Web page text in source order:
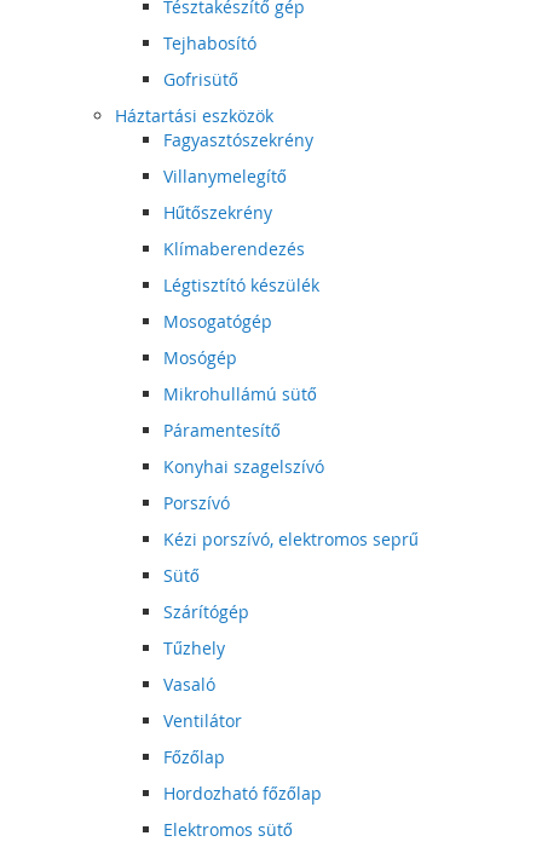
Tésztakészítő gép
Tejhabosító
Gofrisütő
Háztartási eszközök
Fagyasztószekrény
Villanymelegítő
Hűtőszekrény
Klímaberendezés
Légtisztító készülék
Mosogatógép
Mosógép
Mikrohullámú sütő
Páramentesítő
Konyhai szagelszívó
Porszívó
Kézi porszívó, elektromos seprű
Sütő
Szárítógép
Tűzhely
Vasaló
Ventilátor
Főzőlap
Hordozható főzőlap
Elektromos sütő